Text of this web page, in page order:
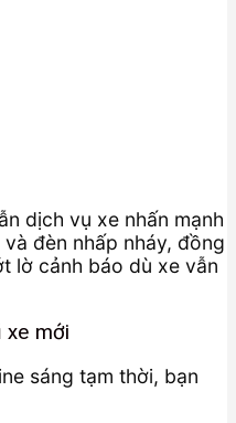
dịch vụ xe nhấn mạnh
đèn nhấp nháy, đồng
lờ cảnh báo dù xe vẫn
xe mới
sáng tạm thời, bạn